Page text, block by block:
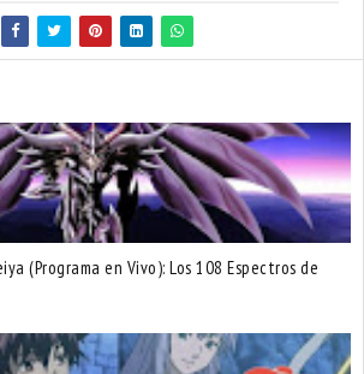
(Programa en Vivo): Los 108 Espectros de